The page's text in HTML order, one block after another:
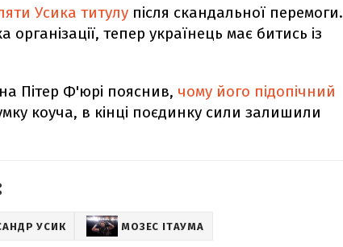
Усика титулу після скандальної перемоги.
організації, тепер українець має битись із
Пітер Ф'юрі пояснив, чому його підопічний
коуча, в кінці поєдинку сили залишили
УСИК МОЗЕС ІТАУМА